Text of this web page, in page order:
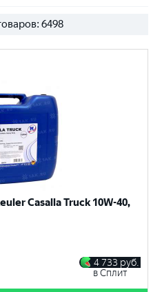
6498
Casalla Truck 10W-40,
4 733 руб.
в Сплит